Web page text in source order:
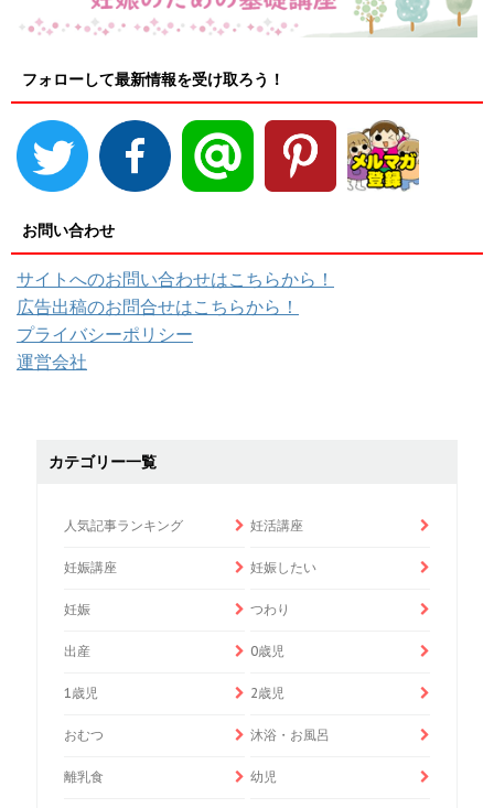
フォローして最新情報を受け取ろう！
お問い合わせ
サイトへのお問い合わせはこちらから！
広告出稿のお問合せはこちらから！
プライバシーポリシー
運営会社
カテゴリー一覧
人気記事ランキング 妊活講座
妊娠講座 妊娠したい
妊娠 つわり
出産 0歳児
1歳児 2歳児
おむつ 沐浴・お風呂
離乳食 幼児